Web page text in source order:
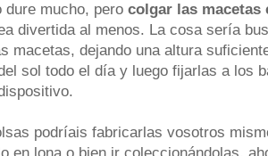
dure mucho, pero colgar las macetas
divertida al menos. La cosa sería
macetas, dejando una altura
sol todo el día y luego fijarlas a los
podríais fabricarlas vosotros